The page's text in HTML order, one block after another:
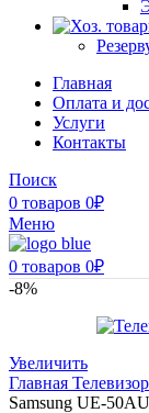
Главная
Оплата и
Услуги
Контакты
Поиск
0 товаров 0₽
Меню
0 товаров 0₽
-8%
Увеличить
Главная
Samsung UE-